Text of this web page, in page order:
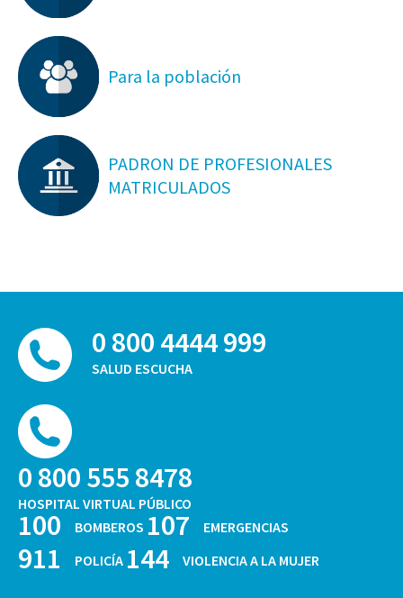
Para la población
PADRON DE PROFESIONALES
MATRICULADOS
0 800 4444 999
SALUD ESCUCHA
0 800 555 8478
HOSPITAL VIRTUAL PÚBLICO
100 BOMBEROS 107 EMERGENCIAS
911 POLICÍA 144 VIOLENCIA A LA MUJER